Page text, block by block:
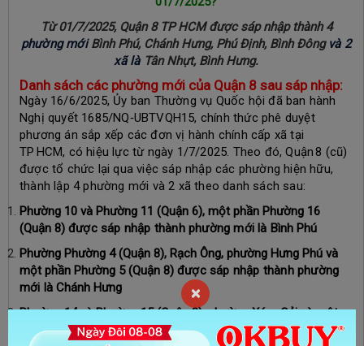
Từ 01/7/2025, Quận 8 TP HCM được sáp nhập thành 4
phường mớiBình Phú, Chánh Hưng, Phú Định, Bình Đôngvà 2
xã là Tân Nhựt, Bình Hưng.
Danh sách các phường mới của Quận 8 sau sáp nhập:
Ngày 16/6/2025, Ủy ban Thường vụ Quốc hội đã ban hành
Nghị quyết 1685/NQ‑UBTVQH15, chính thức phê duyệt
phương án sắp xếp các đơn vị hành chính cấp xã tại
TP HCM, có hiệu lực từ ngày 1/7/2025. Theo đó, Quận 8 (cũ)
được tổ chức lại qua việc sáp nhập các phường hiện hữu,
thành lập 4 phường mới và 2 xã theo danh sách sau:
Phường 10 và Phường 11 (Quận 6), một phần Phường 16
(Quận 8) được sáp nhập thành phường mới là Bình Phú
Phường Phường 4 (Quận 8), Rạch Ông, phường Hưng Phú và
một phần Phường 5 (Quận 8) được sáp nhập thành phường
mới làChánh Hưng
Phường 14 và Phường 15 (Quận 8), phường Xóm Củi và một
phần Phường 16 (Quận 8)được sáp nhập thành phường mới
×